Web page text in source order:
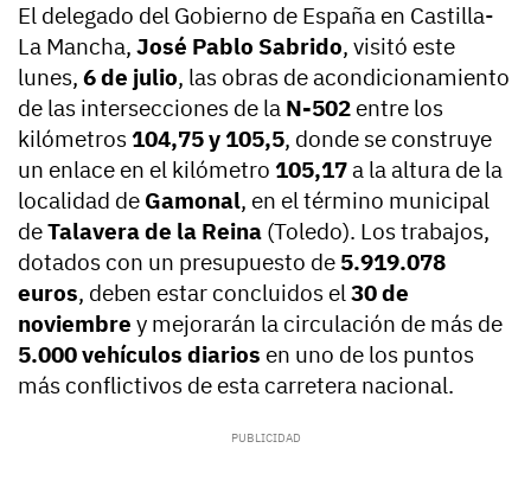
El delegado del Gobierno de España en Castilla-
La Mancha, José Pablo Sabrido, visitó este
lunes, 6 de julio, las obras de acondicionamiento
de las intersecciones de la N-502 entre los
kilómetros 104,75 y 105,5, donde se construye
un enlace en el kilómetro 105,17a la altura de la
localidad de Gamonal, en el término municipal
deTalavera de la Reina (Toledo). Los trabajos,
dotados con un presupuesto de 5.919.078
euros, deben estar concluidos el30 de
noviembre y mejorarán la circulación de más de
5.000 vehículos diarios en uno de los puntos
más conflictivos de esta carretera nacional.